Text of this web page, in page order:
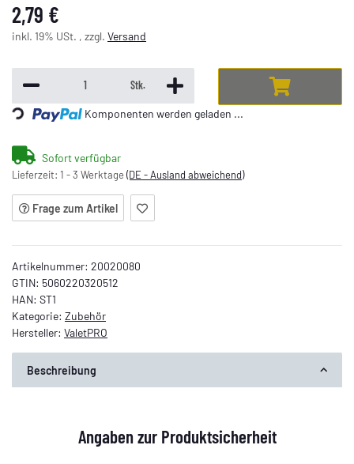
2,79 €
inkl. 19% USt. , zzgl. Versand
Stk.
Loading... Komponenten werden geladen ...
Sofort verfügbar
Lieferzeit: 1 - 3 Werktage (DE - Ausland abweichend)
Frage zum Artikel
Artikelnummer: 20020080
GTIN: 5060220320512
HAN: ST1
Kategorie: Zubehör
Hersteller: ValetPRO
Beschreibung
Angaben zur Produktsicherheit